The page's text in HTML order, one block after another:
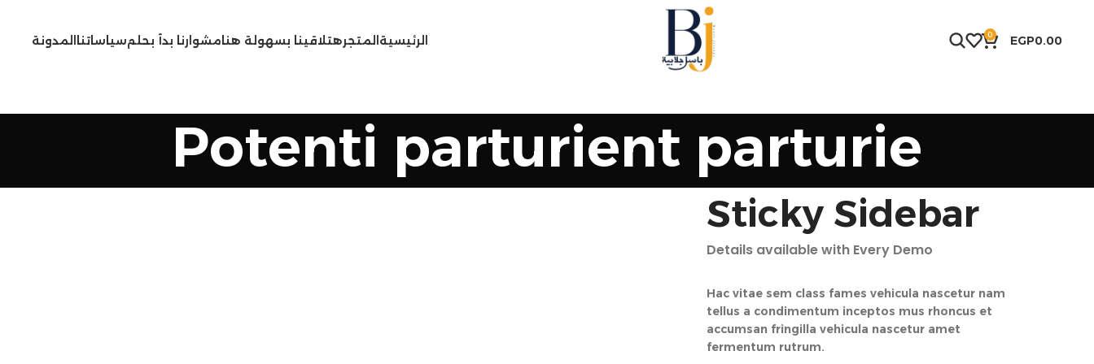
المدونة سياساتنامشوارنا بدأ بحلم هتلاقينا بسهولة هناالمتجر الرئيسية 0 EGP0.00
Potenti parturient parturie
Sticky Sidebar
Details available with Every Demo
Hac vitae sem class fames vehicula nascetur nam
tellus a condimentum inceptos mus rhoncus et
accumsan fringilla vehicula nascetur amet
fermentum rutrum.